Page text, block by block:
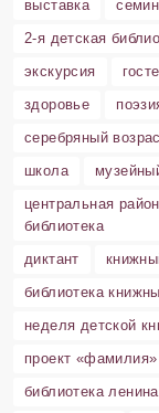
выставка
2-я детская
экскурсия
здоровье
серебряный
школа
центральная
библиотека
диктант
библиотека
неделя детской
проект «фамилия»
библиотека ленина